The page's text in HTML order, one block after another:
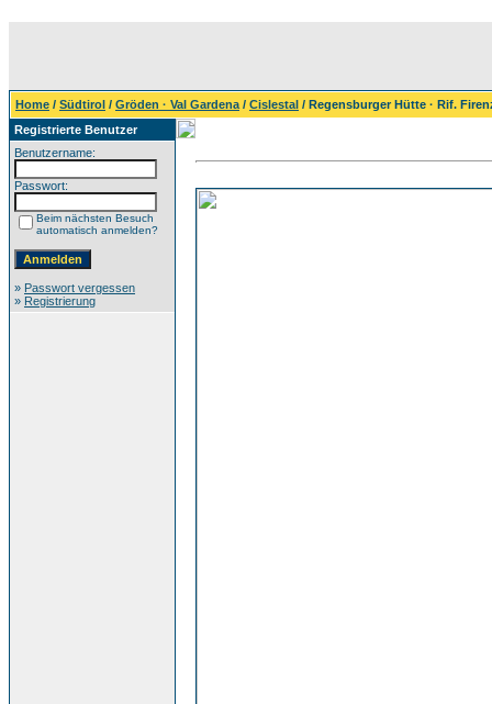
Home / Südtirol / Gröden · Val Gardena / Cislestal / Regensburger Hütte · Rif.
Registrierte Benutzer
Benutzername:
Passwort:
Beim nächsten Besuch
automatisch anmelden?
» Passwort vergessen
» Registrierung